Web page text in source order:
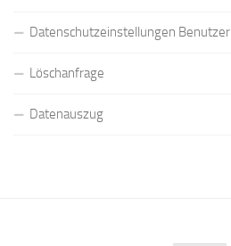
Datenschutzeinstellungen Benutzer
Löschanfrage
Datenauszug